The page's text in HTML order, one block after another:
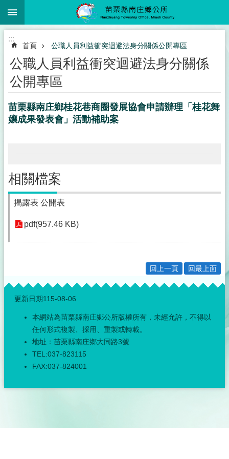
跳到主要內容區塊
:::
首頁 公職人員利益衝突迴避法身分關係公開專區
公職人員利益衝突迴避法身分關係
公開專區
苗栗縣南庄鄉桂花巷商圈發展協會申請辦理「桂花舞
孃成果發表會」活動補助案
相關檔案
揭露表 公開表
pdf(957.46 KB)
回上一頁 回最上面
:::
更新日期115-08-06
本網站為苗栗縣南庄鄉公所版權所有，未經允許，不得以
任何形式複製、採用、重製或轉載。
地址：苗栗縣南庄鄉大同路3號
TEL:037-823115
FAX:037-824001